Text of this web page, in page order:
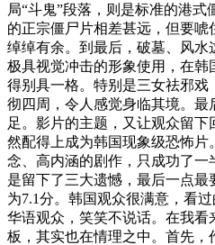
局“斗鬼”段落，则是标准的港
的正宗僵尸片相差甚远，但要
绰绰有余。到最后，破墓、风
极具视觉冲击的形象使用，在
得别具一格。特别是三女祛邪
彻四周，令人感觉身临其境。
足。影片的主题，又让观众留
然配得上成为韩国现象级恐怖
念、高内涵的剧作，只成功了
是留下了三大遗憾，最后一点
为7.1分。韩国观众很满意，看
华语观众，笑笑不说话。在我
板，其实也在情理之中。首先